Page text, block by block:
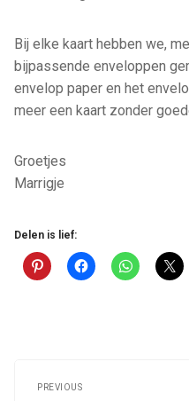
Bij elke kaart hebben we,
bijpassende enveloppen
envelop paper en het
meer een kaart zonder
Groetjes
Marrigje
Delen is lief:
navigation
PREVIOUS